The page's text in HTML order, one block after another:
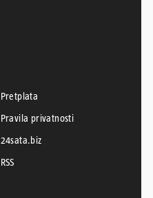
Pretplata
Pravila privatnosti
24sata.biz
RSS